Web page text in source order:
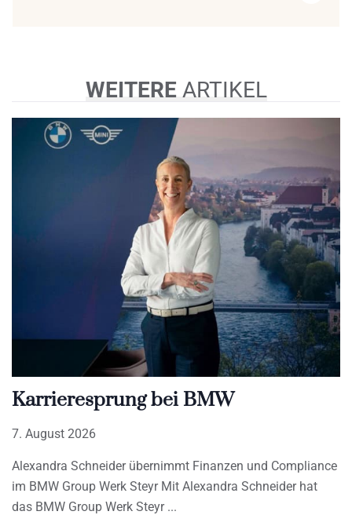
WEITEREARTIKEL
Karrieresprung bei BMW
7. August 2026
Alexandra Schneider übernimmt Finanzen und Compliance
im BMW Group Werk Steyr Mit Alexandra Schneider hat
das BMW Group Werk Steyr